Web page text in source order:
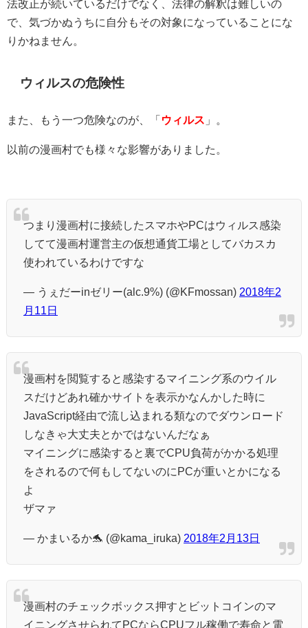
法改正が続いているだけでなく、法律の解釈は難しいの
で、気づかぬうちに自分もその対象になっていることにな
りかねません。
ウィルスの危険性
また、もう一つ危険なのが、「 ウィルス 」。
以前の漫画村でも様々な影響がありました。
つまり漫画村に接続したスマホやPCはウィルス感染
してて漫画村運営主の仮想通貨工場としてバカスカ
使われているわけですな
— うぇだーinゼリー(alc.9%) (@KFmossan) 2018年2
月11日
漫画村を閲覧すると感染するマイニング系のウイル
スだけどあれ確かサイトを表示かなんかした時に
JavaScript経由で流し込まれる類なのでダウンロード
しなきゃ大丈夫とかではないんだなぁ
マイニングに感染すると裏でCPU負荷がかかる処理
をされるので何もしてないのにPCが重いとかになる
よ
ザマァ
— かまいるか🐬 (@kama_iruka) 2018年2月13日
漫画村のチェックボックス押すとビットコインのマ
イニングさせられてPCならCPUフル稼働で寿命と電